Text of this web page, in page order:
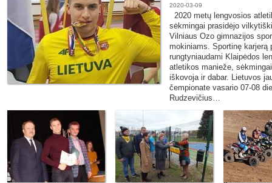
2020-03-09
2020 metų lengvosios
sėkmingai prasidėjo
Vilniaus Ozo gimnazijos
mokiniams. Sportinę karjerą
rungtyniaudami Klaipėdos
atletikos manieže,
iškovoja ir dabar. Lietuvos
čempionate vasario 07-08
Rudzevičius…